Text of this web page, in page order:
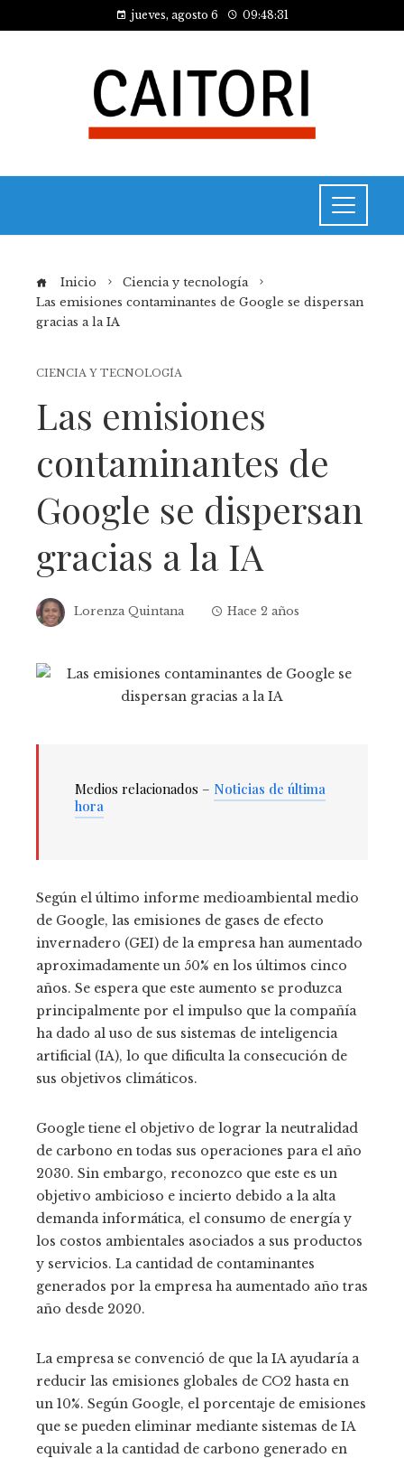
jueves, agosto 6 09:48:32
Inicio
Ciencia y tecnología
Las emisiones contaminantes de Google se dispersan
gracias a la IA
CIENCIA Y TECNOLOGÍA
Las emisiones
contaminantes de
Google se dispersan
gracias a la IA
Lorenza Quintana Hace 2 años
Medios relacionados – Noticias de última
hora
Según el último informe medioambiental medio
de Google, las emisiones de gases de efecto
invernadero (GEI) de la empresa han aumentado
aproximadamente un 50% en los últimos cinco
años. Se espera que este aumento se produzca
principalmente por el impulso que la compañía
ha dado al uso de sus sistemas de inteligencia
artificial (IA), lo que dificulta la consecución de
sus objetivos climáticos.
Google tiene el objetivo de lograr la neutralidad
de carbono en todas sus operaciones para el año
2030. Sin embargo, reconozco que este es un
objetivo ambicioso e incierto debido a la alta
demanda informática, el consumo de energía y
los costos ambientales asociados a sus productos
y servicios. La cantidad de contaminantes
generados por la empresa ha aumentado año tras
año desde 2020.
La empresa se convenció de que la IA ayudaría a
reducir las emisiones globales de CO2 hasta en
un 10%. Según Google, el porcentaje de emisiones
que se pueden eliminar mediante sistemas de IA
equivale a la cantidad de carbono generado en